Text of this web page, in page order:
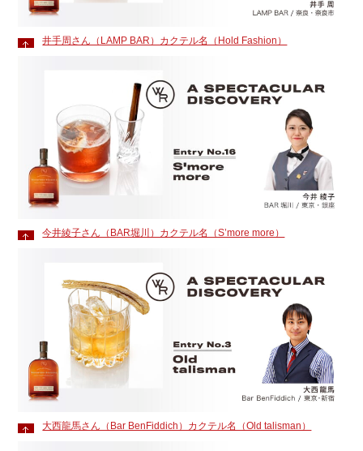
井手周さん（LAMP BAR）カクテル名（Hold Fashion）
今井綾子さん（BAR堀川）カクテル名（S’more more）
大西龍馬さん（Bar BenFiddich）カクテル名（Old talisman）